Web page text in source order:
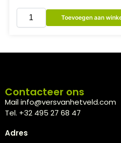
Toevoegen aan
Contacteer ons
Mail info@versvanhetveld.com
Tel. +32 495 27 68 47
Adres